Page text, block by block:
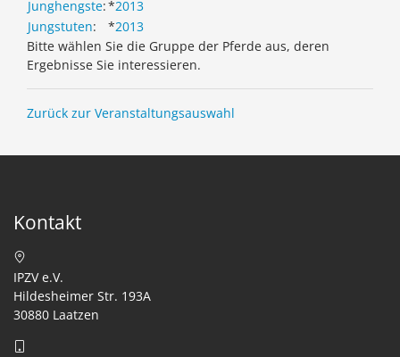
Junghengste:*2013
Jungstuten: *2013
Bitte wählen Sie die Gruppe der Pferde aus, deren
Ergebnisse Sie interessieren.
Zurück zur Veranstaltungsauswahl
Kontakt
IPZV e.V.
Hildesheimer Str. 193A
30880 Laatzen